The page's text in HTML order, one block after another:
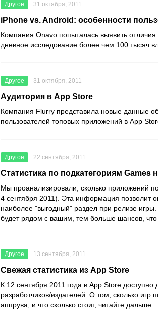
Другое 31 октября, 2011
iPhone vs. Android: особенности
Компания Onavo попыталась выявить
дневное исследование более чем 100 тысяч
Другое 31 октября, 2011
Аудитория в App Store
Компания Flurry представила новые данные
пользователей топовых приложений в App
Другое 22 сентября, 2011
Статистика по подкатегориям Games
Мы проанализировали, сколько приложений
4 сентября 2011). Эта информация позволит
наиболее "выгодный" раздел при релизе
будет рядом с вашим, тем больше шансов, что
Другое 13 сентября, 2011
Свежая статистика из App Store
К 12 сентября 2011 года в App Store
разработчиков/издателей. О том, сколько
аппрува, и что сколько стоит, читайте дальше.